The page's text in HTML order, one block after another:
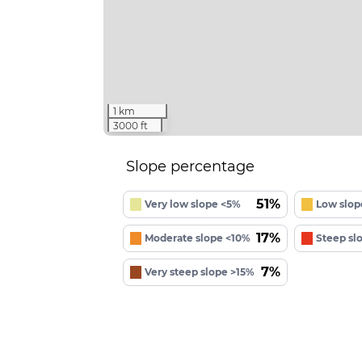
1 km
3000 ft
Slope percentage
Very low slope <5% 51% Low
Moderate slope <10% 17% Steep
Very steep slope >15% 7%